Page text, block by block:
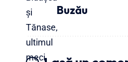
Buzău